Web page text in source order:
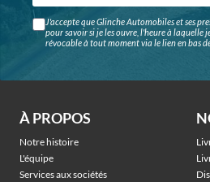
J'accepte que Glinche Automobiles et ses
pour savoir si je les ouvre, l'heure à laquelle
révocable à tout moment via le lien en bas
À PROPOS
Notre histoire
L'équipe
Services aux sociétés